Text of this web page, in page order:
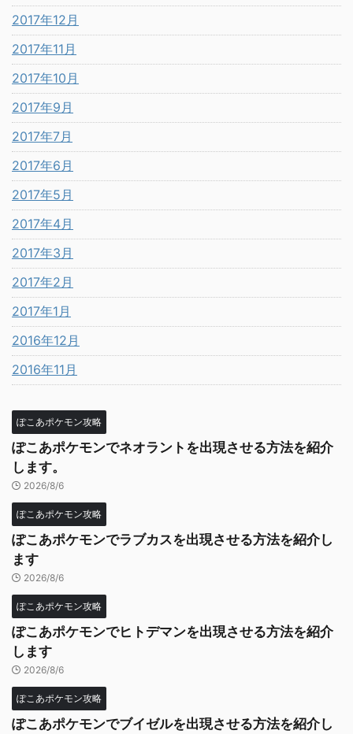
2017年12月
2017年11月
2017年10月
2017年9月
2017年7月
2017年6月
2017年5月
2017年4月
2017年3月
2017年2月
2017年1月
2016年12月
2016年11月
ぽこあポケモン攻略
ぽこあポケモンでネオラントを出現させる方法を紹介
します。
2026/8/6
ぽこあポケモン攻略
ぽこあポケモンでラブカスを出現させる方法を紹介し
ます
2026/8/6
ぽこあポケモン攻略
ぽこあポケモンでヒトデマンを出現させる方法を紹介
します
2026/8/6
ぽこあポケモン攻略
ぽこあポケモンでブイゼルを出現させる方法を紹介し